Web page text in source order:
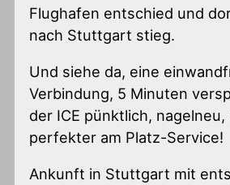
Flughafen entschied und
nach Stuttgart stieg.
Und siehe da, eine
Verbindung, 5 Minuten
der ICE pünktlich, nagelneu,
perfekter am Platz-Service!
Ankunft in Stuttgart mit